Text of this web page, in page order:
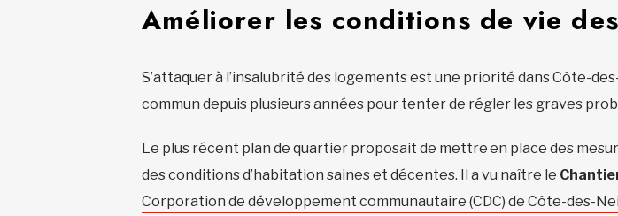
Améliorer les conditions de vie
S’attaquer à l’insalubrité des logements est une priorité dans Côte-
commun depuis plusieurs années pour tenter de régler les graves
Le plus récent plan de quartier proposait de mettre en place des
des conditions d’habitation saines et décentes. Il a vu naître le
Corporation de développement communautaire (CDC) de Côte-des-